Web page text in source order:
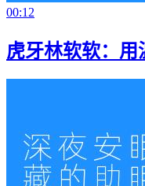
00:12
虎牙林软软：用